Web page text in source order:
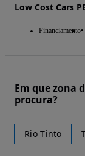
Low Cost Cars
Financiamento
Em que zona
procura?
Rio Tinto